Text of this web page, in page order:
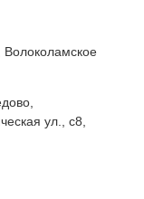
Волоколамское
ул., с8,